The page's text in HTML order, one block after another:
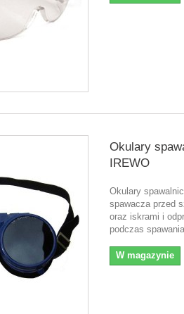
Okulary
IREWO
Okulary
spawacza przed
oraz iskrami i
podczas
W magazynie